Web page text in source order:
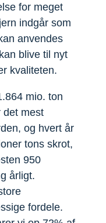
for meget
indgår som
anvendes
blive til nyt
kvaliteten.
mio. ton
det mest
og hvert år
tons skrot,
950
årligt.
fordele.